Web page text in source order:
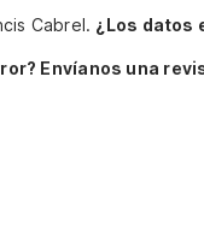
Cabrel. ¿Los datos
Envíanos una